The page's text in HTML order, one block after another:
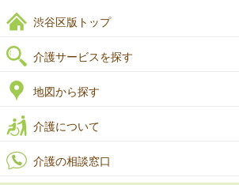
渋谷区版トップ
介護サービスを探す
地図から探す
介護について
介護の相談窓口